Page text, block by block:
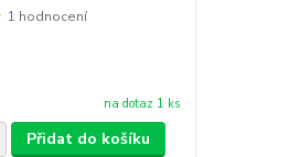
1 hodnocení
na dotaz 1 ks
Přidat do košíku